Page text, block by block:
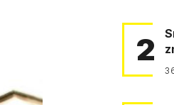
2